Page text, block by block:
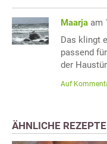
Maarja am
Das klingt
passend
der
Auf
ÄHNLICHE REZEPTE